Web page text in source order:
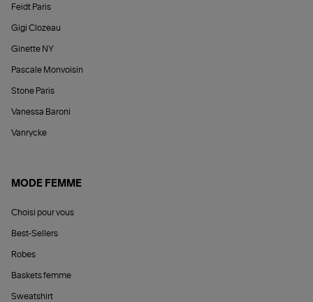
Feidt Paris
Gigi Clozeau
Ginette NY
Pascale Monvoisin
Stone Paris
Vanessa Baroni
Vanrycke
MODE FEMME
Choisi pour vous
Best-Sellers
Robes
Baskets femme
Sweatshirt